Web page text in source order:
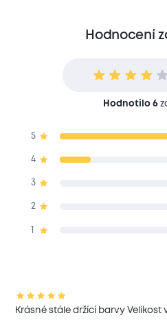
Hodnocení
Hodnotilo 6
5
4
3
2
Krásné stále držící barvy